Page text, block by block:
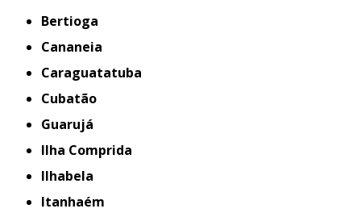
Bertioga
Cananeia
Caraguatatuba
Cubatão
Guarujá
Ilha Comprida
Ilhabela
Itanhaém